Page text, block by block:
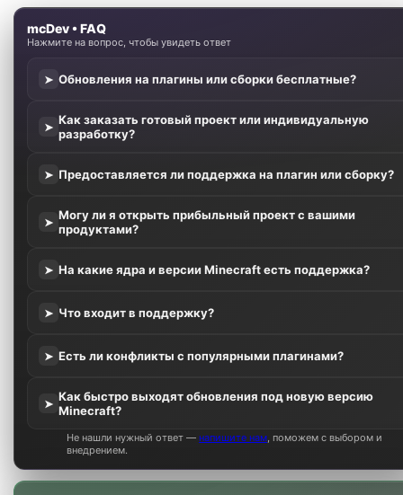
mcDev • FAQ
Нажмите на вопрос, чтобы увидеть ответ
➤ Обновления на плагины или сборки бесплатные?
➤ Как заказать готовый проект или индивидуальную
разработку?
➤ Предоставляется ли поддержка на плагин или сборку?
➤ Могу ли я открыть прибыльный проект с вашими
продуктами?
➤ На какие ядра и версии Minecraft есть поддержка?
➤ Что входит в поддержку?
➤ Есть ли конфликты с популярными плагинами?
➤ Как быстро выходят обновления под новую версию
Minecraft?
Не нашли нужный ответ —напишите нам, поможем с выбором и
внедрением.